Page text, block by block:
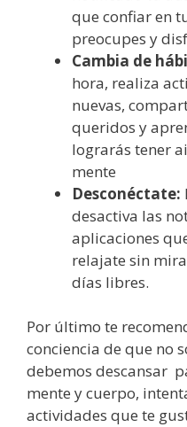
que confiar en
preocupes y
Cambia de
hora, realiza
nuevas,
queridos y
lograrás tener
mente
Desconéctate:
desactiva las
aplicaciones
relajate sin
días libres.
Por último te
conciencia de que no
debemos descansar
mente y cuerpo,
actividades que te